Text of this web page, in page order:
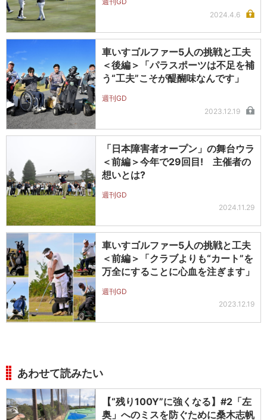
2024.4.6
車いすゴルファー5人の挑戦と工夫
＜後編＞「パラスポーツは不足を補
う“工夫”こそが醍醐味なんです」
週刊GD
2023.12.19
「日本障害者オープン」の舞台ウラ
＜前編＞今年で29回目! 主催者の
想いとは?
週刊GD
2024.11.29
車いすゴルファー5人の挑戦と工夫
＜前編＞「クラブよりも“カート”を
万全にすることに心血を注ぎます」
週刊GD
2023.12.19
あわせて読みたい
【“残り100Y”に強くなる】#2「左
奥」へのミスを防ぐために桑木志帆